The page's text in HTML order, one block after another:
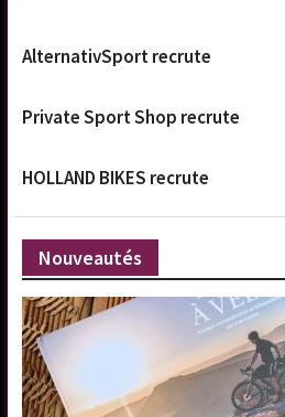
AlternativSport recrute
Private Sport Shop recrute
HOLLAND BIKES recrute
Nouveautés